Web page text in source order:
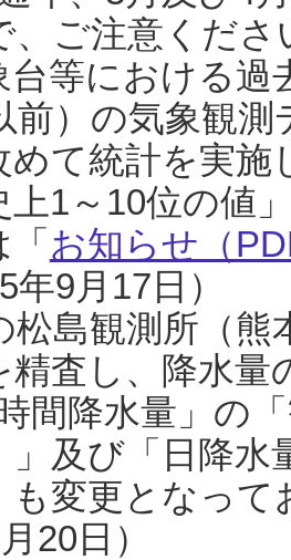
、ご注意くだ
台等における過
前）の気象観
めて統計を実
上1～10位の値
お知らせ（
9月17日）
松島観測所（熊
精査し、降水
時間降水量」の
」及び「日降
も変更となっ
20日）